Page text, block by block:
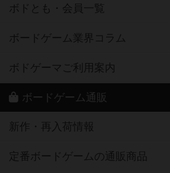
ボドとも・会員一覧
ボードゲーム業界コラム
ボドゲーマご利用案内
ボードゲーム通販
新作・再入荷情報
定番ボードゲームの通販商品